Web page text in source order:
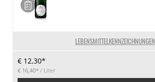
LEBENSMITTELKENNZEICHNUNGEN
€ 12,30*
€ 16,40* / Liter